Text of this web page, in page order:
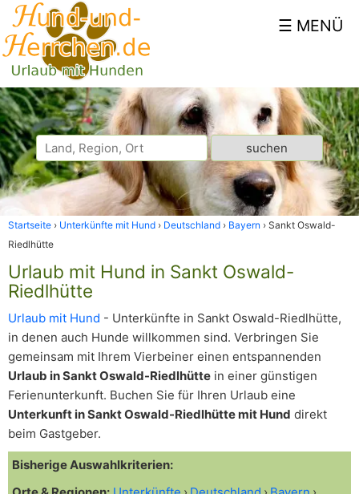
Startseite Unterkünfte mit Hund Deutschland Bayern
Sankt Oswald-
Riedlhütte
Urlaub mit Hund in Sankt Oswald-
Riedlhütte
Urlaub mit Hund - Unterkünfte in Sankt Oswald-Riedlhütte,
in denen auch Hunde willkommen sind. Verbringen Sie
gemeinsam mit Ihrem Vierbeiner einen entspannenden
Urlaub in Sankt Oswald-Riedlhütte in einer günstigen
Ferienunterkunft. Buchen Sie für Ihren Urlaub eine
Unterkunft in Sankt Oswald-Riedlhütte mit Hund direkt
beim Gastgeber.
Bisherige Auswahlkriterien: